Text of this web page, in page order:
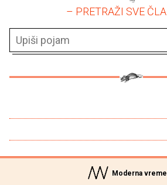
– PRETRAŽI SVE
Moderna